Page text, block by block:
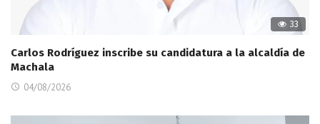
33
Carlos Rodríguez inscribe su candidatura a la alcaldía de
Machala
04/08/2026